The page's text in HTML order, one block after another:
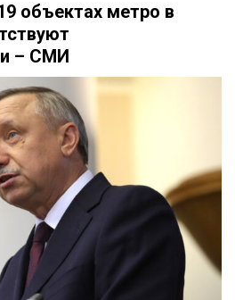
объектах метро в
– СМИ